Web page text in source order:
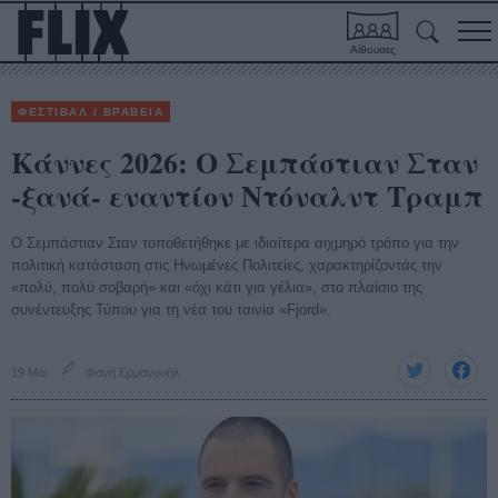
Αίθουσες
ΦΕΣΤΙΒΑΛ / ΒΡΑΒΕΙΑ
Κάννες 2026: Ο Σεμπάστιαν Σταν
-ξανά- εναντίον Ντόναλντ Τραμπ
Ο Σεμπάστιαν Σταν τοποθετήθηκε με ιδιαίτερα αιχμηρό τρόπο για την
πολιτική κατάσταση στις Ηνωμένες Πολιτείες, χαρακτηρίζοντάς την
«πολύ, πολύ σοβαρή» και «όχι κάτι για γέλια», στο πλαίσιο της
συνέντευξης Τύπου για τη νέα του ταινία «Fjord».
19 Μάι Φανή Εμμανουήλ